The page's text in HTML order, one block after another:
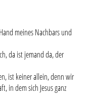
meines Nachbars und
da ist jemand da, der
ist keiner allein, denn wir
in dem sich Jesus ganz